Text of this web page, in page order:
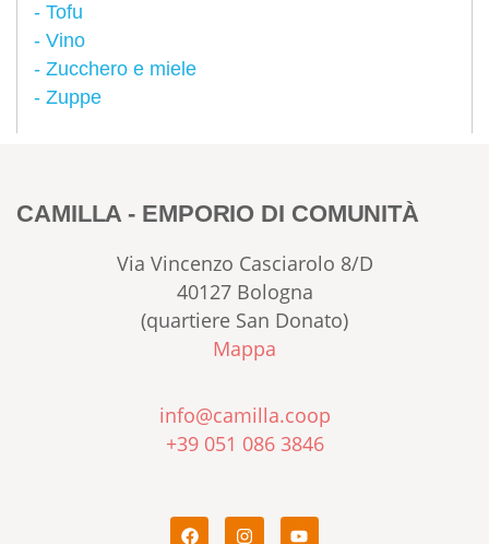
Tofu
Vino
Zucchero e miele
Zuppe
CAMILLA - EMPORIO DI COMUNITÀ
Via Vincenzo Casciarolo 8/D
40127 Bologna
(quartiere San Donato)
Mappa
info@camilla.coop
+39 051 086 3846